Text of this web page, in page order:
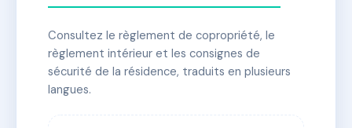
✓ Immatriculée 🏠 19 lots 🏗 2 bâtiment(s)
📞 Contacter Syndic Digital
Consultez le règlement de copropriété, le
règlement intérieur et les consignes de
sécurité de la résidence, traduits en plusieurs
langues.